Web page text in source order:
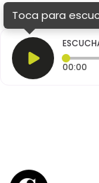
Toca para
00:00